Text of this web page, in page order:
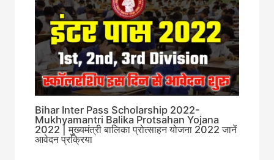
Bihar Inter Pass Scholarship 2022-
Mukhyamantri Balika Protsahan Yojana
2022 | मुख्यमंत्री बालिका प्रोत्साहन योजना 2022 जानें
आवेदन प्रक्रिया